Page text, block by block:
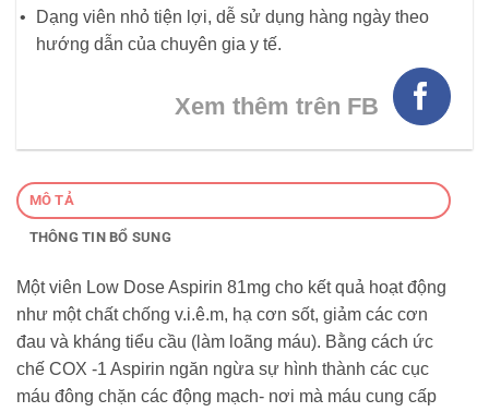
Dạng viên nhỏ tiện lợi, dễ sử dụng hàng ngày theo
hướng dẫn của chuyên gia y tế.
Xem thêm trên FB
MÔ TẢ
THÔNG TIN BỔ SUNG
Một viên Low Dose Aspirin 81mg cho kết quả hoạt động
như một chất chống v.i.ê.m, hạ cơn sốt, giảm các cơn
đau và kháng tiểu cầu (làm loãng máu). Bằng cách ức
chế COX -1 Aspirin ngăn ngừa sự hình thành các cục
máu đông chặn các động mạch- nơi mà máu cung cấp